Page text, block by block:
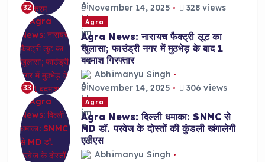
32
November 14, 2025
328 views
33
Agra
Agra News: नारायच फैक्ट्री लूट का
खुलासा; फाउंड्री नगर में मुठभेड़ के बाद 1
बदमाश गिरफ्तार
Abhimanyu Singh
November 14, 2025
306 views
Agra
Agra News: दिल्ली धमाका: SNMC से
MD डॉ. परवेज के दोस्तों की कुंडली खंगालेगी
एटीएस
Abhimanyu Singh